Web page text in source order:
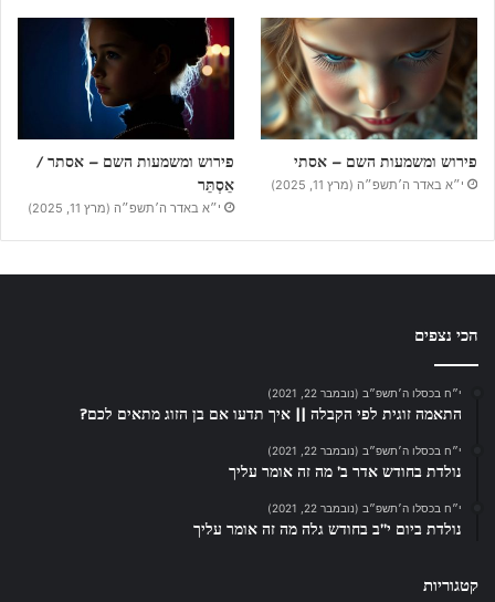
פירוש ומשמעות השם – אסתי
י״א באדר ה׳תשפ״ה (מרץ 11, 2025)
פירוש ומשמעות השם – אסתר /
אֵסְתֵּר
י״א באדר ה׳תשפ״ה (מרץ 11, 2025)
הכי נצפים
י״ח בכסלו ה׳תשפ״ב (נובמבר 22, 2021)
התאמה זוגית לפי הקבלה || איך תדעו אם בן הזוג מתאים לכם?
י״ח בכסלו ה׳תשפ״ב (נובמבר 22, 2021)
נולדת בחודש אדר ב’ מה זה אומר עליך
י״ח בכסלו ה׳תשפ״ב (נובמבר 22, 2021)
נולדת ביום י”ב בחודש גלה מה זה אומר עליך
קטגוריות